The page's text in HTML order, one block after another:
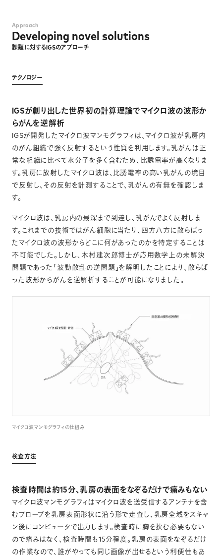
Approach
Developing novel solutions
課題に対するIGSのアプローチ
テクノロジー
IGSが創り出した世界初の計算理論でマイクロ波の波形か
らがんを逆解析
IGSが開発したマイクロ波マンモグラフィは、マイクロ波が乳房内
のがん組織で強く反射するという性質を利用します。乳がんは正
常な組織に比べて水分子を多く含むため、比誘電率が高くなりま
す。乳房に放射したマイクロ波は、比誘電率の高い乳がんの境目
で反射し、その反射を計測することで、乳がんの有無を確認しま
す。
マイクロ波は、乳房内の最深まで到達し、乳がんでよく反射しま
す。これまでの技術ではがん細胞に当たり、四方八方に散らばっ
たマイクロ波の波形からどこに何があったのかを特定することは
不可能でした。しかし、木村建次郎博士が応用数学上の未解決
問題であった「波動散乱の逆問題」を解明したことにより、散らば
った波形からがんを逆解析することが可能になりました。
マイクロ波マンモグラフィの仕組み
検査方法
検査時間は約15分、乳房の表面をなぞるだけで痛みもない
マイクロ波マンモグラフィはマイクロ波を送受信するアンテナを含
むプローブを乳房表面形状に沿う形で走査し、乳房全域をスキャ
ン後にコンピュータで出力します。検査時に胸を挟む必要もない
ので痛みはなく、検査時間も15分程度。乳房の表面をなぞるだけ
の作業なので、誰がやっても同じ画像が出せるという利便性もあ